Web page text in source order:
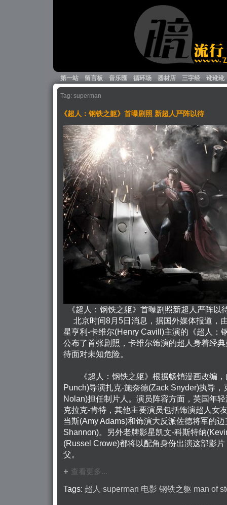
第一站 留言板 音乐匯 循环场 器材店 三字经 讹讹讹
Tag: superman
《超人：钢铁之躯》首曝剧照 新超人严阵以待
《超人：钢铁之躯》首曝剧照新超人严阵以
北京时间8月5日消息，据国外媒体报道，
星亨利-卡维尔(Henry Cavill)主演的《超人：
公布了首张剧照，卡维尔饰演的超人身着经
待面对未知危险。
《超人：钢铁之躯》根据畅销漫画改编，
Punch)导演扎克-施奈德(Zack Snyder)执导
Nolan)担任制片人。演员阵容方面，英国年
克拉克-肯特，其他主要演员包括饰演超人女
当斯(Amy Adams)和饰演大反派佐德将军的
Shannon)。另外老牌影星凯文-科斯特纳
(Russel Crowe)都将以配角身份出演这部影
父。
查看更多...
Tags: 超人 superman 电影 钢铁之躯 man of